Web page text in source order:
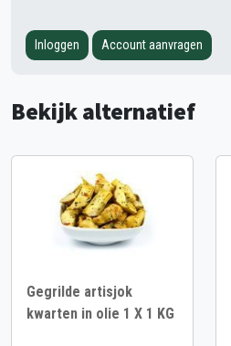
Inloggen Account aanvragen
Bekijk alternatief
Gegrilde artisjok
kwarten in olie 1 X 1 KG